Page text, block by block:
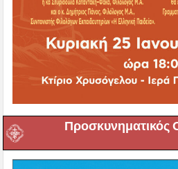
Προσκυνηματικός